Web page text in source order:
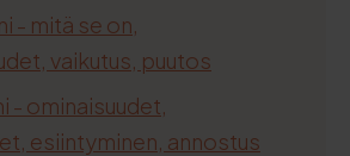
- mitä se on,
vaikutus, puutos
- ominaisuudet,
esiintyminen, annostus